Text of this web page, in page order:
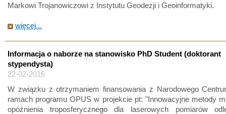
Markowi Trojanowiczowi z Instytutu Geodezji i Geoinformatyki.
więcej...
Informacja o naborze na stanowisko PhD Student (doktorant
stypendysta)
22-02-2016
W związku z otrzymaniem finansowania z Narodowego
ramach programu OPUS w projekcie pt: "Innowacyjne metody
opóźnienia troposferycznego dla laserowych pomiarów